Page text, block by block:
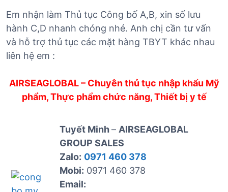
Em nhận làm Thủ tục Công bố A,B, xin số lưu
hành C,D nhanh chóng nhé. Anh chị cần tư vấn
và hỗ trợ thủ tục các mặt hàng TBYT khác nhau
liên hệ em :
AIRSEAGLOBAL – Chuyên thủ tục nhập khẩu Mỹ
phẩm, Thực phẩm chức năng, Thiết bị y tế
Tuyết Minh– AIRSEAGLOBAL
GROUP SALES
Zalo: 0971 460 378
Mobi: 0971 460 378
Email: